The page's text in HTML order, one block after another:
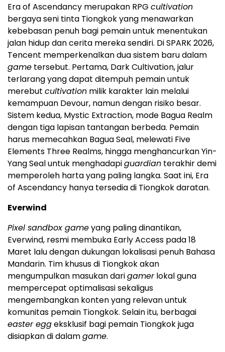
Era of Ascendancy merupakan RPG cultivation
bergaya seni tinta Tiongkok yang menawarkan
kebebasan penuh bagi pemain untuk menentukan
jalan hidup dan cerita mereka sendiri. Di SPARK 2026,
Tencent memperkenalkan dua sistem baru dalam
game tersebut. Pertama, Dark Cultivation, jalur
terlarang yang dapat ditempuh pemain untuk
merebut cultivation milik karakter lain melalui
kemampuan Devour, namun dengan risiko besar.
Sistem kedua, Mystic Extraction, mode Bagua Realm
dengan tiga lapisan tantangan berbeda. Pemain
harus memecahkan Bagua Seal, melewati Five
Elements Three Realms, hingga menghancurkan Yin-
Yang Seal untuk menghadapiguardian terakhir demi
memperoleh harta yang paling langka. Saat ini, Era
of Ascendancy hanya tersedia di Tiongkok daratan.
Everwind
Pixel sandbox gameyang paling dinantikan,
Everwind, resmi membuka Early Access pada 18
Maret lalu dengan dukungan lokalisasi penuh Bahasa
Mandarin. Tim khusus di Tiongkok akan
mengumpulkan masukan darigamerlokal guna
mempercepat optimalisasi sekaligus
mengembangkan konten yang relevan untuk
komunitas pemain Tiongkok. Selain itu, berbagai
easter eggeksklusif bagi pemain Tiongkok juga
disiapkan di dalamgame.